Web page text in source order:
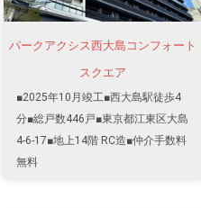
パークアクシス西大島コンフォート
スクエア
■2025年10月竣工■西大島駅徒歩4
分■総戸数446戸■東京都江東区大島
4-6-17■地上14階 RC造■仲介手数料
無料